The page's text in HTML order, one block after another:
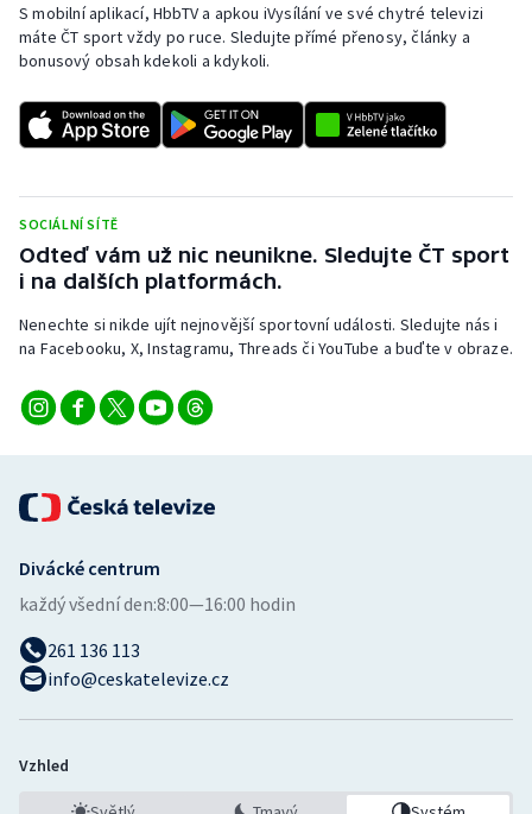
Ragby
Rychlobruslení
Rychlostní kanoistika
Sportovní střelba
Triatlon
Veslování
Volejbal
S mobilní aplikací, HbbTV a apkou iVysílání ve své chytré televizi
máte ČT sport vždy po ruce. Sledujte přímé přenosy, články a
bonusový obsah kdekoli a kdykoli.
SOCIÁLNÍ SÍTĚ
Odteď vám už nic neunikne. Sledujte ČT sport
i na dalších platformách.
Nenechte si nikde ujít nejnovější sportovní události. Sledujte nás i
na Facebooku, X, Instagramu, Threads či YouTube a buďte v obraze.
Divácké centrum
každý všední den:8:00—16:00 hodin
261 136 113
info@ceskatelevize.cz
Vzhled